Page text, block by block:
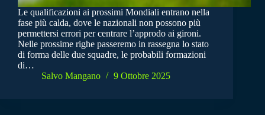
Le qualificazioni ai prossimi Mondiali entrano nella
fase più calda, dove le nazionali non possono più
permettersi errori per centrare l’approdo ai gironi.
Nelle prossime righe passeremo in rassegna lo stato
di forma delle due squadre, le probabili formazioni
di…
Salvo Mangano
9 Ottobre 2025